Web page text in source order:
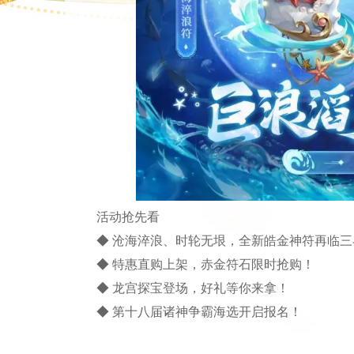
活动抢先看
◆ 沧海淬浪、时轮无垠，全新皓金神符再临
◆ 特惠直购上架，赤金符石限时抢购！
◆ 龙宫探宝登场，好礼等你来拿！
◆ 第十八届诸神争霸海选开启报名！